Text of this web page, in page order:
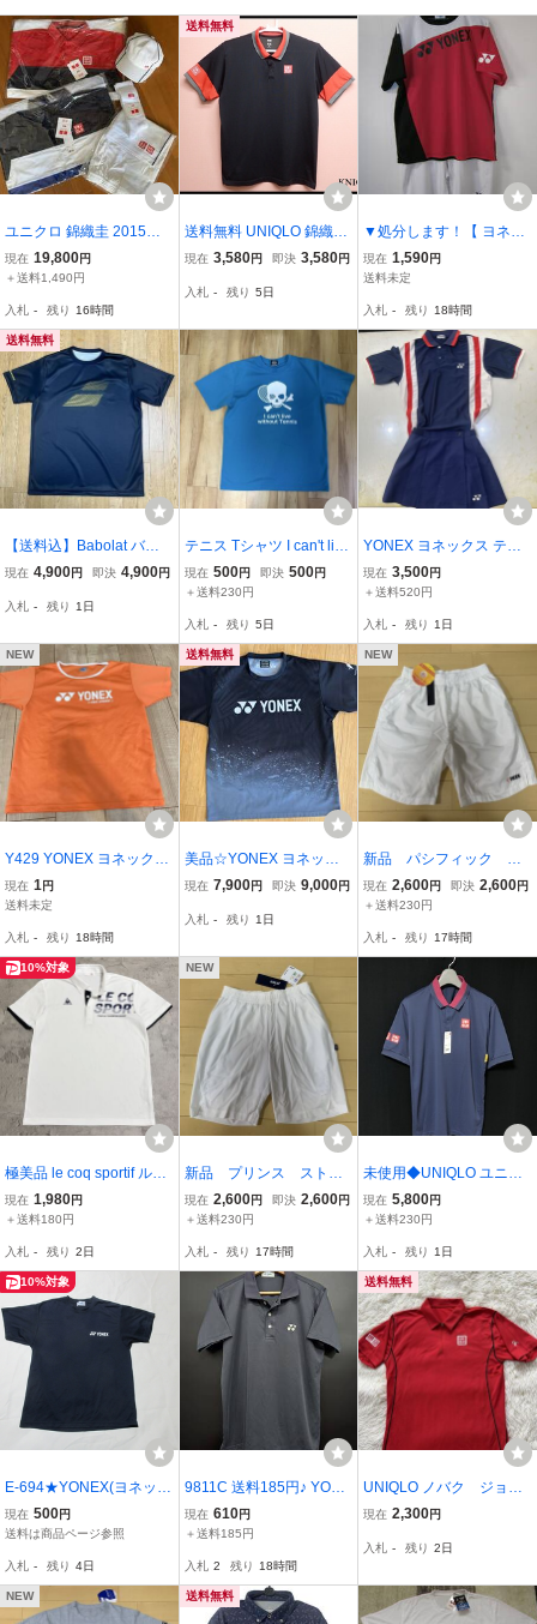
ユニクロ 錦織圭 2015全
仏モデル完全セット！ 新
品Lサイズ
現在 19,800円
＋送料1,490円
入札 - 残り 16時間
送料無料
送料無料 UNIQLO 錦織圭
モデル シャツ・XXL◆ユ
X/2020全豪オープン/大き
水3-29
現在 3,580円 即決 3,580円
入札 - 残り 5日
▼処分します！【 ヨネッ
クス YONEX ユニ ゲーム
シャツ ピンク×黒×白+ハ
Oサイズ 】テニス・バド
ミントン
現在 1,590円
送料未定
入札 - 残り 18時間
送料無料
【送料込】Babolat バボ
ラ テニスウェア ショート
P6503 M ブラック 黒 202
現在 4,900円 即決 4,900円
入札 - 残り 1日
テニス Tシャツ I can't live
without Tennis スカル ラ
ケット ブルー サイズXL
現在 500円 即決 500円
＋送料230円
入札 - 残り 5日
YONEX ヨネックス テニ
ス バドミントン ゲームシ
ャツ スコート 上下セット
現在 3,500円
＋送料520円
入札 - 残り 1日
NEW
Y429 YONEX ヨネックス
半袖Tシャツ オレンジ ス
ポーツウェア バドミント
現在 1円
送料未定
入札 - 残り 18時間
送料無料
美品☆YONEX ヨネック
ス 半袖Tシャツ ボルト
現在 7,900円 即決 9,000円
入札 - 残り 1日
NEW
新品 パシフィック ハ
ーフパンツ ホワイト
サイズ L L 定価7776円
現在 2,600円 即決 2,600円
＋送料230円
入札 - 残り 17時間
10%対象
極美品 le coq sportif ルコ
ック QMMPJA42 半袖 ポ
ロシャツ ボタンダウン テ
ドライ 吸汗速乾 ホワイト
メンズ L
現在 1,980円
＋送料180円
入札 - 残り 2日
NEW
新品 プリンス ストレ
ッチハーフパンツ ホワ
イト サイズS 定価7800
現在 2,600円 即決 2,600円
＋送料230円
入札 - 残り 17時間
未使用◆UNIQLO ユニク
ロ 2020 全仏 錦織圭選手
着用モデル レプリカ ドラ
ニス メンズL
現在 5,800円
＋送料230円
入札 - 残り 1日
10%対象
E-694★YONEX(ヨネック
ス)♪紺色/半袖Tシャツ(SS)
★
現在 500円
送料は商品ページ参照
入札 - 残り 4日
9811C 送料185円♪ YONE
X ヨネックス メンズ テニ
ス バドミントン グレー
Sサイズ
現在 610円
＋送料185円
入札 2 残り 18時間
送料無料
UNIQLO ノバク ジョコ
ビッチモデル 全米オープ
ツ 半袖 メンズ M ドライE
ーフジップ
現在 2,300円
入札 - 残り 2日
NEW 送料無料